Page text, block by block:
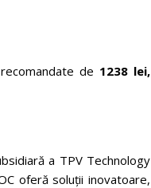
de 1238 lei,
a TPV Technology
oferă soluții inovatoare,